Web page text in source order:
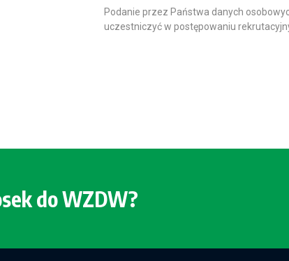
Podanie przez Państwa danych
uczestniczyć w postępowaniu
do WZDW?